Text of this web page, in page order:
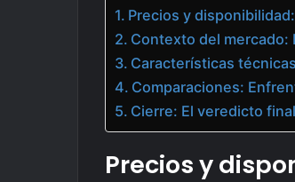
Precios y
Contexto del mercado:
Características
Comparaciones:
Cierre: El veredicto final
Precios y